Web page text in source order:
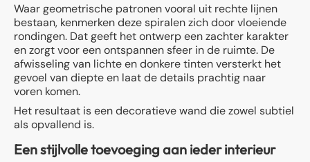
Waar geometrische patronen vooral uit rechte lijnen
bestaan, kenmerken deze spiralen zich door vloeiende
rondingen. Dat geeft het ontwerp een zachter karakter
en zorgt voor een ontspannen sfeer in de ruimte. De
afwisseling van lichte en donkere tinten versterkt het
gevoel van diepte en laat de details prachtig naar
voren komen.
Het resultaat is een decoratieve wand die zowel subtiel
als opvallend is.
Een stijlvolle toevoeging aan ieder interieur